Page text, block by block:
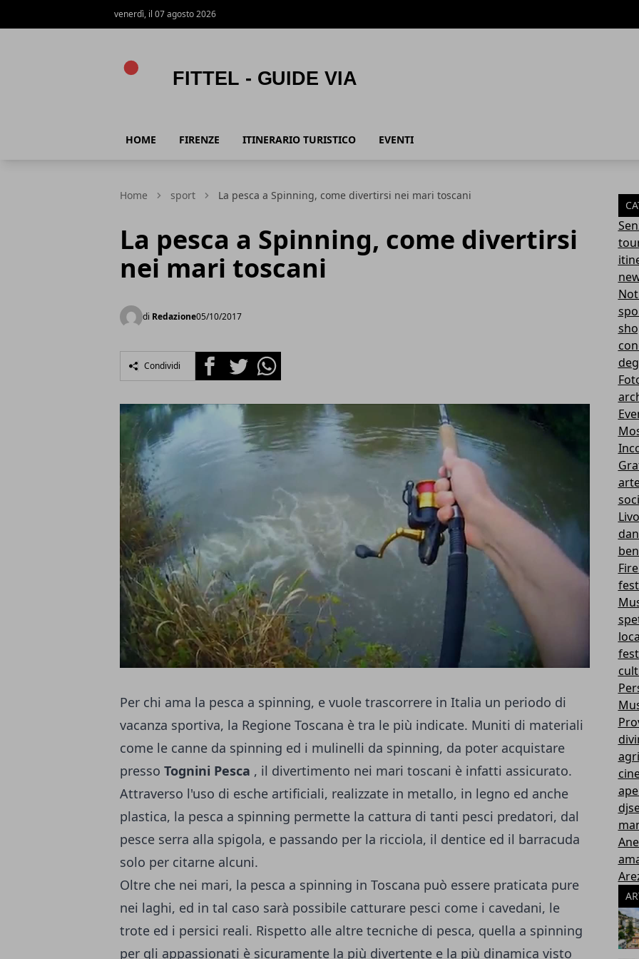
venerdì, il 07 agosto 2026
HOME FIRENZE ITINERARIO TURISTICO EVENTI
Home sport La pesca a Spinning, come divertirsi nei mari toscani
La pesca a Spinning, come divertirsi
nei mari toscani
di Redazione05/10/2017
Condividi FacebookTwitterWhatsapp
Per chi ama la pesca a spinning, e vuole trascorrere in Italia un periodo di
vacanza sportiva, la Regione Toscana è tra le più indicate. Muniti di materiali
come le canne da spinning ed i mulinelli da spinning, da poter acquistare
presso Tognini Pesca , il divertimento nei mari toscani è infatti assicurato.
Attraverso l'uso di esche artificiali, realizzate in metallo, in legno ed anche
plastica, la pesca a spinning permette la cattura di tanti pesci predatori, dal
pesce serra alla spigola, e passando per la ricciola, il dentice ed il barracuda
solo per citarne alcuni.
Oltre che nei mari, la pesca a spinning in Toscana può essere praticata pure
nei laghi, ed in tal caso sarà possibile catturare pesci come i cavedani, le
trote ed i persici reali. Rispetto alle altre tecniche di pesca, quella a spinning
per gli appassionati è sicuramente la più divertente e la più dinamica visto